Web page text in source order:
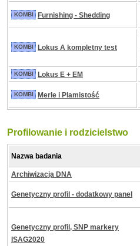
KOMBI Furnishing - Shedding
KOMBI Lokus A kompletny test
KOMBI Lokus E + EM
KOMBI Merle i Plamistość
Profilowanie i rodzicielstwo
Nazwa badania
Archiwizacja DNA
Genetyczny profil - dodatkowy panel
Genetyczny profil, SNP markery
ISAG2020